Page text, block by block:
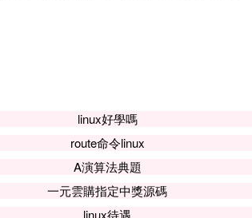
數據（含源碼）
策中的重要性。
門藝術，也是一門科學。色彩豐富的
析者的洞察力，甚至在某些情況
linux好學嗎
route命令linux
A演算法典題
一元雲購指定中獎源碼
linux待遇